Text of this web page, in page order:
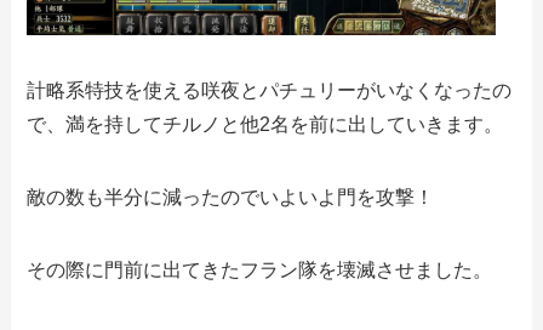
計略系特技を使える咲夜とパチュリーがいなくなったの
で、満を持してチルノと他2名を前に出していきます。
敵の数も半分に減ったのでいよいよ門を攻撃！
その際に門前に出てきたフラン隊を壊滅させました。